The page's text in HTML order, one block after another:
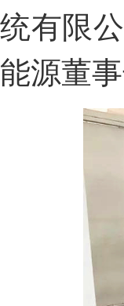
统有限
能源董